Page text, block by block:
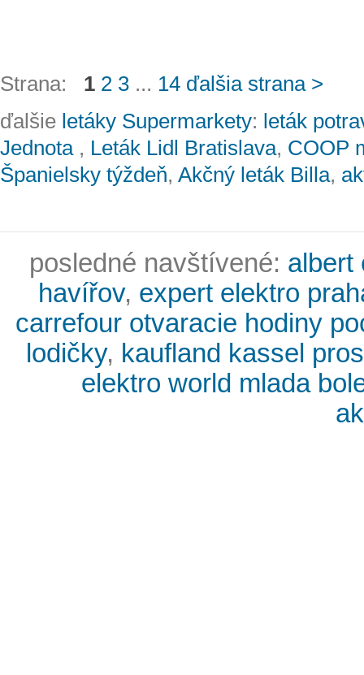
Strana: 1 2 3 ... 14 ďalšia strana >
ďalšie letáky Supermarkety: leták
Jednota , Leták Lidl Bratislava, COOP
Španielsky týždeň, Akčný leták Billa,
posledné navštívené: albert
havířov, expert elektro
carrefour otvaracie hodiny
lodičky, kaufland kassel
elektro world mlada